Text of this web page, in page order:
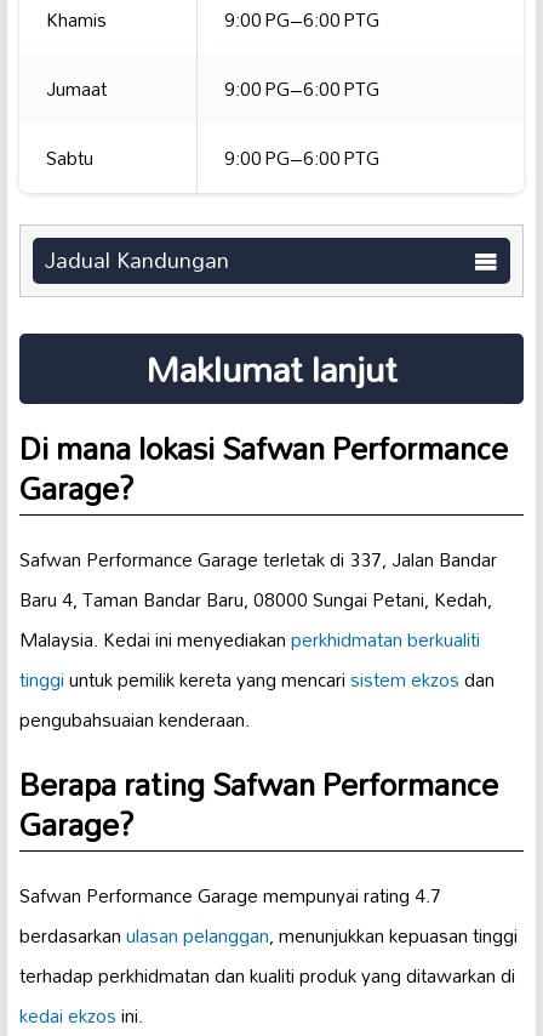
Khamis
9:00 PG–6:00 PTG
Jumaat
9:00 PG–6:00 PTG
Sabtu
9:00 PG–6:00 PTG
Jadual Kandungan
Maklumat lanjut
Di mana lokasi Safwan Performance
Garage?
Safwan Performance Garage terletak di 337, Jalan Bandar
Baru 4, Taman Bandar Baru, 08000 Sungai Petani, Kedah,
Malaysia. Kedai ini menyediakanperkhidmatan berkualiti
tinggiuntuk pemilik kereta yang mencarisistem ekzosdan
pengubahsuaian kenderaan.
Berapa rating Safwan Performance
Garage?
Safwan Performance Garage mempunyai rating 4.7
berdasarkanulasan pelanggan, menunjukkan kepuasan tinggi
terhadap perkhidmatan dan kualiti produk yang ditawarkan di
kedai ekzosini.